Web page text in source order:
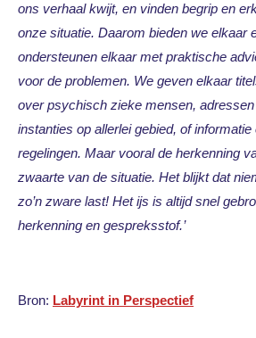
ons verhaal kwijt, en vinden begrip en
onze situatie. Daarom bieden we elkaar
ondersteunen elkaar met praktische
voor de problemen. We geven elkaar
over psychisch zieke mensen,
instanties op allerlei gebied, of
regelingen. Maar vooral de herkenning
zwaarte van de situatie. Het blijkt dat
zo’n zware last! Het ijs is altijd snel
herkenning en gespreksstof.’
Bron: Labyrint in Perspectief